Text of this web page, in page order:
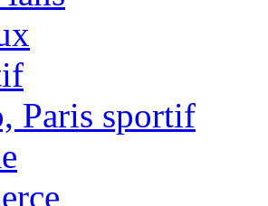
Paris sportif